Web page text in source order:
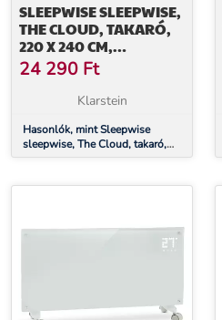
SLEEPWISE SLEEPWISE,
THE CLOUD, TAKARÓ,
220 X 240 CM,
MIKROSZÁLAS, EGÉSZ
ÉVBEN HASZNÁLHATÓ
TAKARÓ
24 290 Ft
Klarstein
Hasonlók, mint Sleepwise
sleepwise, The Cloud, takaró,
220 x 240 cm, mikroszálas,